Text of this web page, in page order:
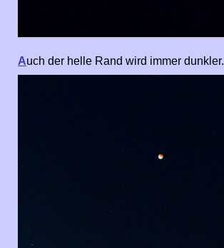
Auch der helle Rand wird immer dunkler.